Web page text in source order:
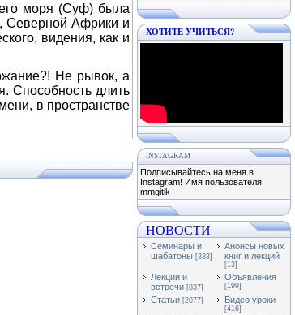
моря (Суф) была
Северной Африки и
видения, как и
Не рывок, а
Способность длить
в пространстве
ХОТИТЕ УЧИТЬСЯ?
INSTAGRAM
Подписывайтесь на меня в
Instagram! Имя пользователя:
mmgitik
НОВОСТИ
Семинары и
шабатоны [333]
Анонсы новых
книг и лекций
[13]
Лекции и
встречи [837]
Объявления
[199]
Статьи [2077] Видео уроки
[416]